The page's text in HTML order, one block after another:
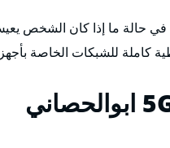
في حالة ما إذا كان الشخص
كاملة للشبكات الخاصة
ابوالحصاني